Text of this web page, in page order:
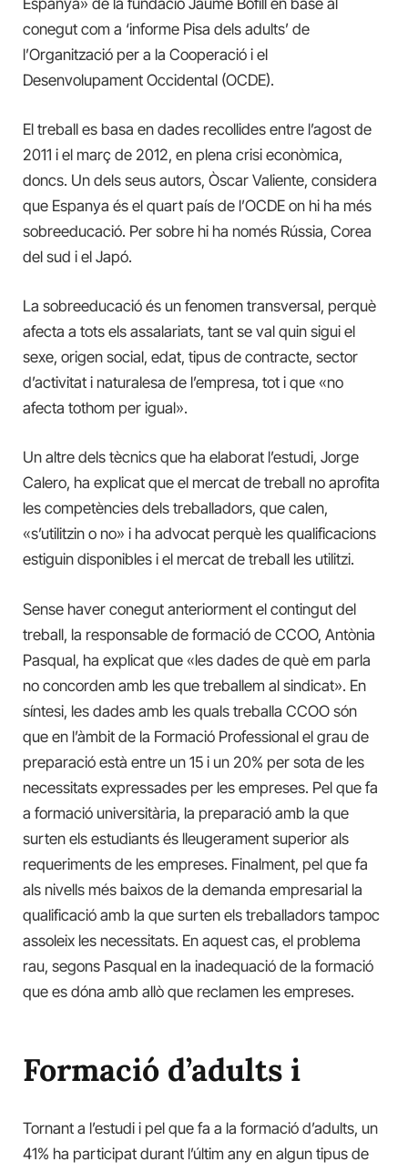
conegut com a ‘informe Pisa dels adults’ de
l’Organització per a la Cooperació i el
Desenvolupament Occidental (OCDE).
El treball es basa en dades recollides entre l’agost de
2011 i el març de 2012, en plena crisi econòmica,
doncs. Un dels seus autors, Òscar Valiente, considera
que Espanya és el quart país de l’OCDE on hi ha més
sobreeducació. Per sobre hi ha només Rússia, Corea
del sud i el Japó.
La sobreeducació és un fenomen transversal, perquè
afecta a tots els assalariats, tant se val quin sigui el
sexe, origen social, edat, tipus de contracte, sector
d’activitat i naturalesa de l’empresa, tot i que «no
afecta tothom per igual».
Un altre dels tècnics que ha elaborat l’estudi, Jorge
Calero, ha explicat que el mercat de treball no aprofita
les competències dels treballadors, que calen,
«s’utilitzin o no» i ha advocat perquè les qualificacions
estiguin disponibles i el mercat de treball les utilitzi.
Sense haver conegut anteriorment el contingut del
treball, la responsable de formació de CCOO, Antònia
Pasqual, ha explicat que «les dades de què em parla
no concorden amb les que treballem al sindicat». En
síntesi, les dades amb les quals treballa CCOO són
que en l’àmbit de la Formació Professional el grau de
preparació està entre un 15 i un 20% per sota de les
necessitats expressades per les empreses. Pel que fa
a formació universitària, la preparació amb la que
surten els estudiants és lleugerament superior als
requeriments de les empreses. Finalment, pel que fa
als nivells més baixos de la demanda empresarial la
qualificació amb la que surten els treballadors tampoc
assoleix les necessitats. En aquest cas, el problema
rau, segons Pasqual en la inadequació de la formació
que es dóna amb allò que reclamen les empreses.
Formació d’adults i
Tornant a l’estudi i pel que fa a la formació d’adults, un
41% ha participat durant l’últim any en algun tipus de